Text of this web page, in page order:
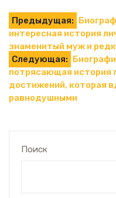
Навигация
по
записям
Предыдущая:
интересная история
знаменитый муж и
Следующая:
потрясающая история
достижений, которая
равнодушными
Поиск